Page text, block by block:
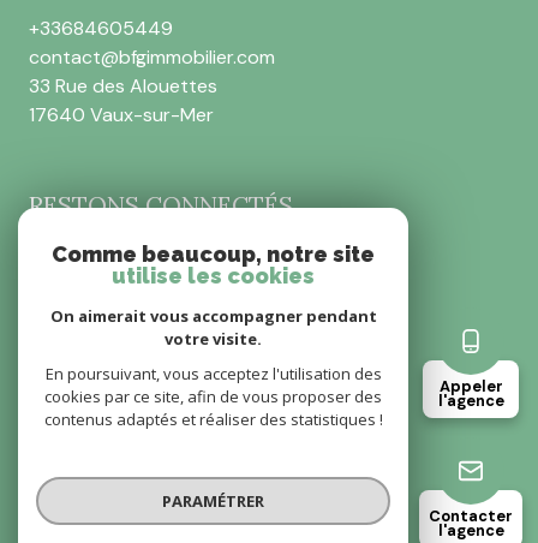
Appeler
l'agence
Contacter
l'agence
+33684605449
contact@bfgimmobilier.com
33 Rue des Alouettes
17640 Vaux-sur-Mer
RESTONS CONNECTÉS
Nos honoraires
Admin
Politique RGPD
© 2026 | Tous droits réservés
Comme beaucoup, notre site
utilise les cookies
On aimerait vous accompagner pendant
votre visite.
En poursuivant, vous acceptez l'utilisation des
cookies par ce site, afin de vous proposer des
contenus adaptés et réaliser des statistiques !
PARAMÉTRER